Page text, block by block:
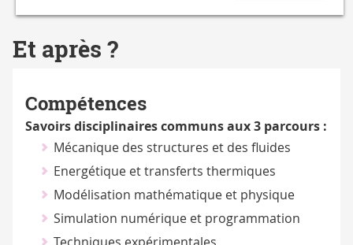
Et après ?
Compétences
Savoirs disciplinaires communs aux 3 parcours :
Mécanique des structures et des fluides
Energétique et transferts thermiques
Modélisation mathématique et physique
Simulation numérique et programmation